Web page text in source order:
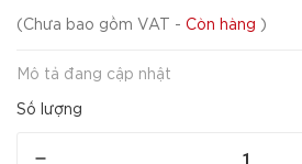
( Chưa bao gồm VAT - Còn hàng )
Mô tả đang cập nhật
Số lượng